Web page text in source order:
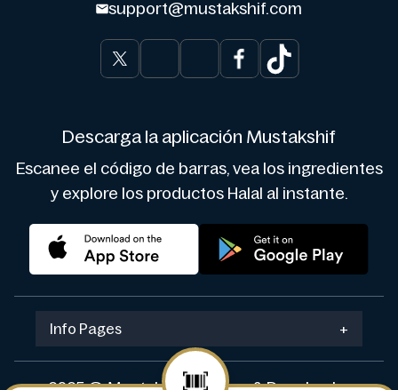
support@mustakshif.com
Descarga la aplicación Mustakshif
Escanee el código de barras, vea los ingredientes
y explore los productos Halal al instante.
Info Pages +